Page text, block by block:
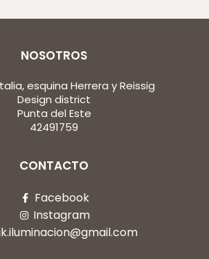
NOSOTROS
esquina Herrera y Reissig
Design district
Punta del Este
42491759
CONTACTO
Facebook
Instagram